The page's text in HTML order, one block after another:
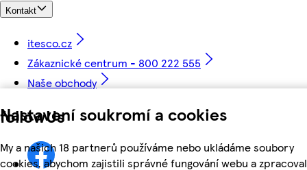
Nastavení soukromí a cookies
My a našich 18 partnerů používáme nebo ukládáme soubory
cookies, abychom zajistili správné fungování webu a
Kontakt
itesco.cz
Zákaznické centrum - 800 222 555
Naše obchody
followUs